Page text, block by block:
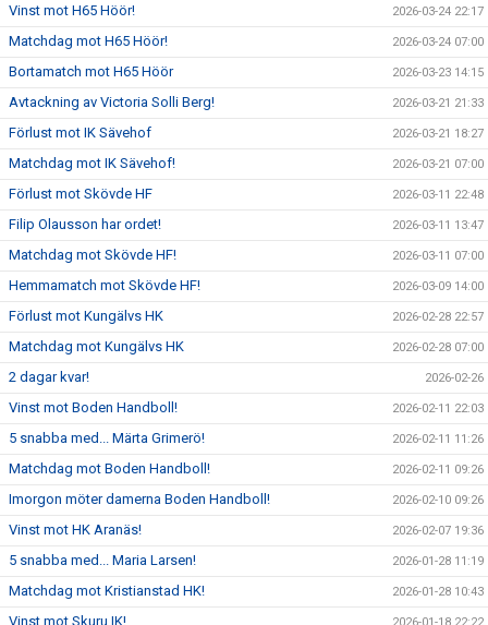
Vinst mot H65 Höör! 2026-03-24 22:17
Matchdag mot H65 Höör! 2026-03-24 07:00
Bortamatch mot H65 Höör 2026-03-23 14:15
Avtackning av Victoria Solli Berg! 2026-03-21 21:33
Förlust mot IK Sävehof 2026-03-21 18:27
Matchdag mot IK Sävehof! 2026-03-21 07:00
Förlust mot Skövde HF 2026-03-11 22:48
Filip Olausson har ordet! 2026-03-11 13:47
Matchdag mot Skövde HF! 2026-03-11 07:00
Hemmamatch mot Skövde HF! 2026-03-09 14:00
Förlust mot Kungälvs HK 2026-02-28 22:57
Matchdag mot Kungälvs HK 2026-02-28 07:00
2 dagar kvar! 2026-02-26
Vinst mot Boden Handboll! 2026-02-11 22:03
5 snabba med... Märta Grimerö! 2026-02-11 11:26
Matchdag mot Boden Handboll! 2026-02-11 09:26
Imorgon möter damerna Boden Handboll! 2026-02-10 09:26
Vinst mot HK Aranäs! 2026-02-07 19:36
5 snabba med... Maria Larsen! 2026-01-28 11:19
Matchdag mot Kristianstad HK! 2026-01-28 10:43
Vinst mot Skuru IK! 2026-01-18 22:22